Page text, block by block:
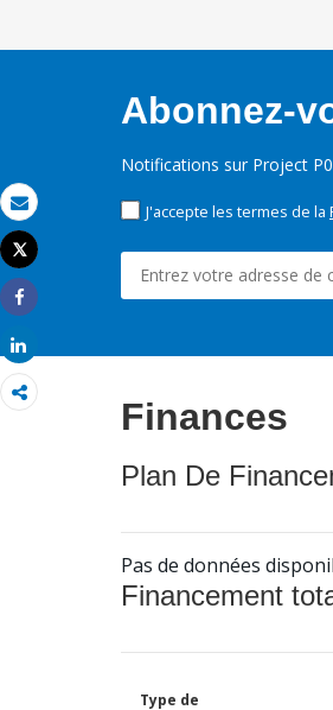
Email
Imprimer
Tweet
Share
Abonnez-
Notifications sur Project
J'accepte les termes de la
Finances
Plan De
Pas de données
Financement
Type de